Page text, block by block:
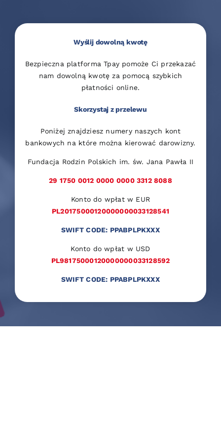
Wyślij dowolną kwotę
Bezpieczna platforma Tpay pomoże Ci przekazać
nam dowolną kwotę za pomocą szybkich
płatności online.
Skorzystaj z przelewu
Poniżej znajdziesz numery naszych kont
bankowych na które można kierować darowizny.
Fundacja Rodzin Polskich im. św. Jana Pawła II
29 1750 0012 0000 0000 3312 8088
Konto do wpłat w EUR
PL20175000120000000033128541
SWIFT CODE: PPABPLPKXXX
Konto do wpłat w USD
PL98175000120000000033128592
SWIFT CODE: PPABPLPKXXX